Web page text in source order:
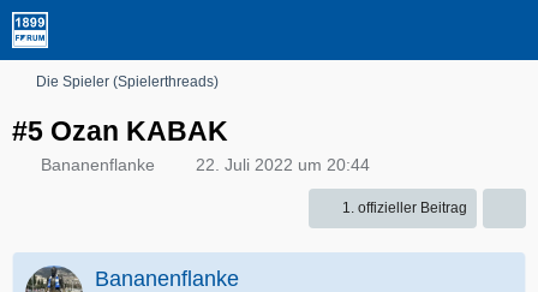
Die Spieler (Spielerthreads)
#5 Ozan KABAK
Bananenflanke 22. Juli 2022 um 20:44
1. offizieller Beitrag
Bananenflanke